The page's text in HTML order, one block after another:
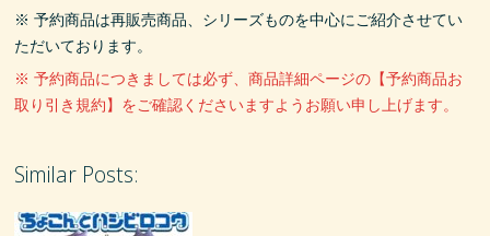
※ 予約商品は再販売商品、シリーズものを中心にご紹介させてい
ただいております。
※ 予約商品につきましては必ず、商品詳細ページの【予約商品お
取り引き規約】をご確認くださいますようお願い申し上げます。
Similar Posts: